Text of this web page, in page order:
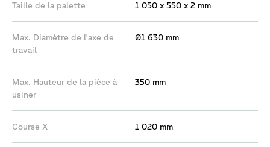
Taille de la palette 1 050 x 550 x 2 mm
Max. Diamètre de l'axe de
travail
Ø1 630 mm
Max. Hauteur de la pièce à
usiner
350 mm
Course X 1 020 mm